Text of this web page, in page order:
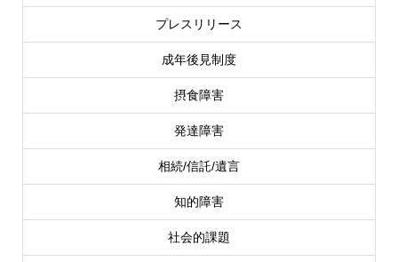
プレスリリース
成年後見制度
摂食障害
発達障害
相続/信託/遺言
知的障害
社会的課題